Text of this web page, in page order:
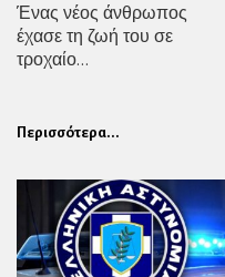
Ένας νέος άνθρωπος
έχασε τη ζωή του σε
τροχαίο...
Περισσότερα...